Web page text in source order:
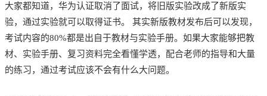
大家都知道，华为认证取消了面试，将旧版实验改成了新版实
验，通过实验就可以取得证书。 其实新版教材发布后可以发现，
考试内容的80%都是出自于教材与实验手册。如果大家能够把教
材、实验手册、复习资料完全看懂学透，配合老师的指导和大量
的练习，通过考试应该不会有什么大问题。